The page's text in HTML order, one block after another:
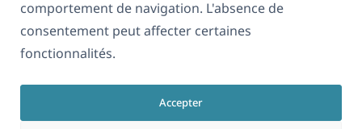
comportement de navigation. L'absence de
consentement peut affecter certaines
fonctionnalités.
Accepter
© 2026
dans
dans
(s'ouvre
dans
fenêtre)
(s'ouvre
dans
fenêtre)
(s'ouvre
dans